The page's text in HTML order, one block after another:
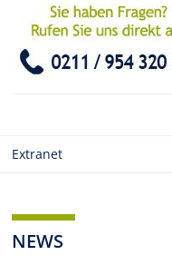
Extranet
NEWS